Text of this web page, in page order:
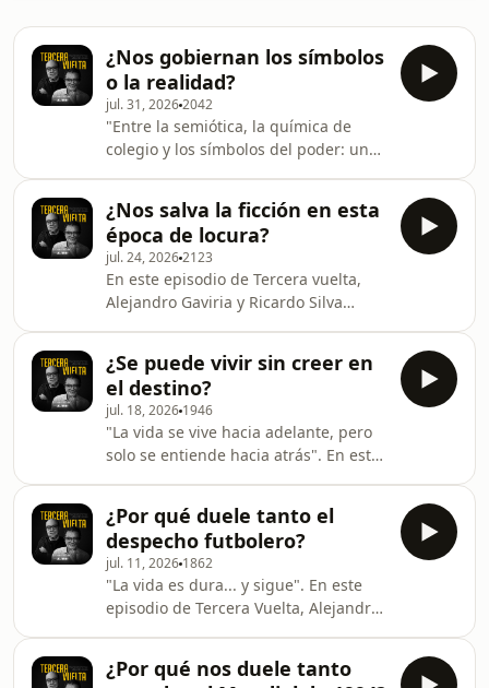
¿Nos gobiernan los símbolos
o la realidad?
jul. 31, 20262042
"Entre la semiótica, la química de
colegio y los símbolos del poder: una
Colombia."Alejandro Gaviria y Ricardo
Silva Romero se le miden a un
"primer semestre de semiología". A
partir de sus viejos traumas con la
trigonometría, las lecturas de Susan
Sontag, Vladimir Nabokov y Aldous
Huxley, analizan la obsesión por
descifrar símbolos, metáfora
¿Nos salva la ficción en esta
época de locura?
jul. 24, 20262123
En este episodio de Tercera vuelta,
Alejandro Gaviria y Ricardo Silva
que hizo Christopher Nolan de La
Odisea. Entre anécdotas de sus años
como críticos de cine. Una charla que
va desde los anacronismos del cine y
los ensayos de Borges, hasta la culpa
de los guerreros y la magia de volver
a llenar las salas de cine.📕 Encuentra
¿Se puede vivir sin creer en
el destino?
jul. 18, 2026 1946
"La vida se vive hacia adelante, pero
solo se entiende hacia atrás". En este
invitan a reflexionar sobre esos
momentos en los que todo parece
conectarse de manera misteriosa,
desde el asombroso camino que llevó
al actor Carlos Manuel Vesga a los
Premios Emmy, hasta la forma en que
el país entero deposita su fe en un
¿Por qué duele tanto el
despecho futbolero?
jul. 11, 2026 1862
"La vida es dura... y sigue". En este
episodio de Tercera Vuelta, Alejandro
eliminación de la Selección Colombia.
¿Por qué nos duele tanto